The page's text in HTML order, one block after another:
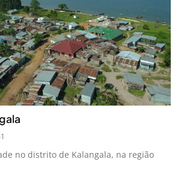
no distrito de Kalangala, na região